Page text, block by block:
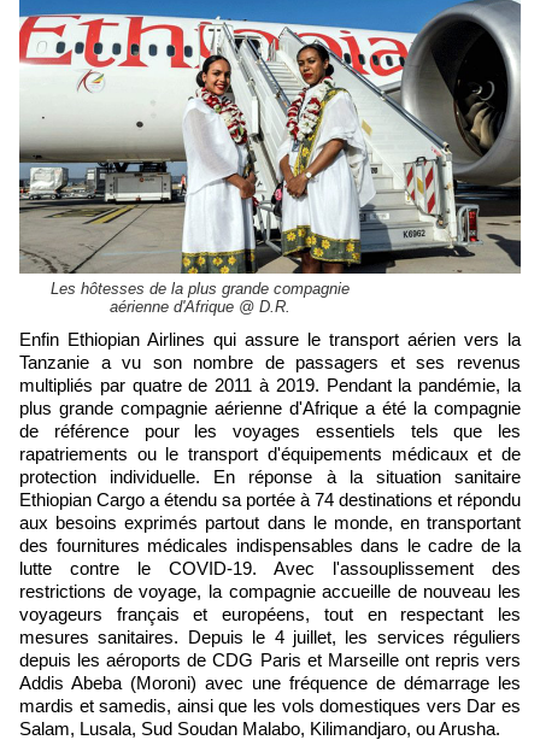
Les hôtesses de la plus grande compagnie
aérienne d'Afrique @ D.R.
Enfin Ethiopian Airlines qui assure le transport aérien vers la
Tanzanie a vu son nombre de passagers et ses revenus
multipliés par quatre de 2011 à 2019. Pendant la pandémie, la
plus grande compagnie aérienne d'Afrique a été la compagnie
de référence pour les voyages essentiels tels que les
rapatriements ou le transport d'équipements médicaux et de
protection individuelle. En réponse à la situation sanitaire
Ethiopian Cargo a étendu sa portée à 74 destinations et répondu
aux besoins exprimés partout dans le monde, en transportant
des fournitures médicales indispensables dans le cadre de la
lutte contre le COVID-19. Avec l'assouplissement des
restrictions de voyage, la compagnie accueille de nouveau les
voyageurs français et européens, tout en respectant les
mesures sanitaires. Depuis le 4 juillet, les services réguliers
depuis les aéroports de CDG Paris et Marseille ont repris vers
Addis Abeba (Moroni) avec une fréquence de démarrage les
mardis et samedis, ainsi que les vols domestiques vers Dar es
Salam, Lusala, Sud Soudan Malabo, Kilimandjaro, ou Arusha.